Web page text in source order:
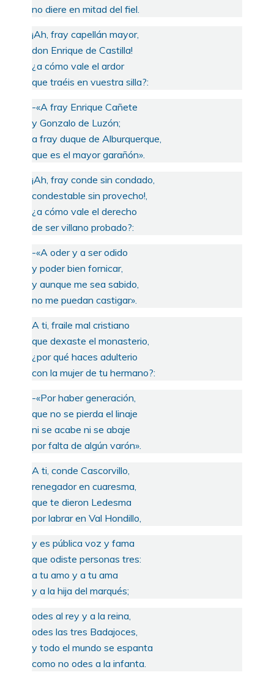
no diere en mitad del fiel.
¡Ah, fray capellán mayor,
don Enrique de Castilla!
¿a cómo vale el ardor
que traéis en vuestra silla?:
-«A fray Enrique Cañete
y Gonzalo de Luzón;
a fray duque de Alburquerque,
que es el mayor garañón».
¡Ah, fray conde sin condado,
condestable sin provecho!,
¿a cómo vale el derecho
de ser villano probado?:
-«A oder y a ser odido
y poder bien fornicar,
y aunque me sea sabido,
no me puedan castigar».
A ti, fraile mal cristiano
que dexaste el monasterio,
¿por qué haces adulterio
con la mujer de tu hermano?:
-«Por haber generación,
que no se pierda el linaje
ni se acabe ni se abaje
por falta de algún varón».
A ti, conde Cascorvillo,
renegador en cuaresma,
que te dieron Ledesma
por labrar en Val Hondillo,
y es pública voz y fama
que odiste personas tres:
a tu amo y a tu ama
y a la hija del marqués;
odes al rey y a la reina,
odes las tres Badajoces,
y todo el mundo se espanta
como no odes a la infanta.